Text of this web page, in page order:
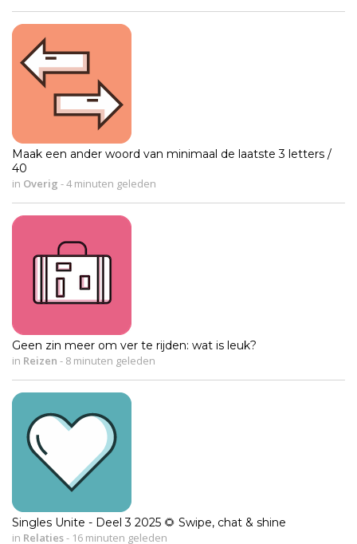
Maak een ander woord van minimaal de laatste 3 letters /
40
in Overig -4 minuten geleden
Geen zin meer om ver te rijden: wat is leuk?
in Reizen - 8 minuten geleden
Singles Unite - Deel 3 2025 🌻 Swipe, chat & shine
in Relaties- 16 minuten geleden